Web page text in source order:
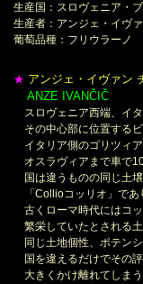
生産国：スロヴェニア・
生産者：アンジェ・イヴ
葡萄品種：フリウラーノ
★ アンジェ・イヴァン
ANZE IVANČIČ
スロヴェニア西端、イ
その中心部に位置するビ
イタリア側のゴリツィア
オスラヴィアまで車で10
国は違うものの同じ土
「Collioコッリオ」であ
古くローマ時代にはコ
繁栄していたとされる土
同じ土地個性、ポテンシ
国を違えるだけでその
大きくかけ離れてしまう